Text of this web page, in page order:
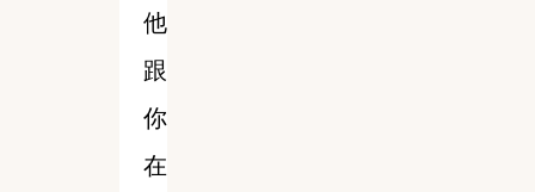
他
跟
你
在